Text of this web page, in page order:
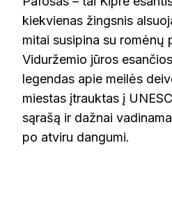
kiekvienas žingsnis
mitai susipina su romėnų
Viduržemio jūros
legendas apie meilės
miestas įtrauktas į
sąrašą ir dažnai
po atviru dangumi.